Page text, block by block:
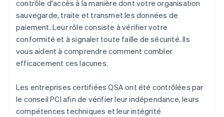
contrôle d'accès à la manière dont votre organisation
sauvegarde, traite et transmet les données de
paiement. Leur rôle consiste à vérifier votre
conformité et à signaler toute faille de sécurité. Ils
vous aident à comprendre comment combler
efficacement ces lacunes.
Les entreprises certifiées QSA ont été contrôlées par
le conseil PCI afin de vérifier leur indépendance, leurs
compétences techniques et leur intégrité